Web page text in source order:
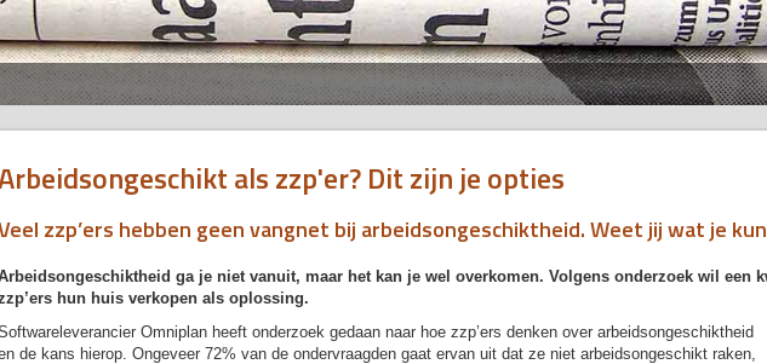
als zzp'er? Dit zijn je opties
zzp’ers hebben geen vangnet bij arbeidsongeschiktheid. Weet jij wat je
ga je niet vanuit, maar het kan je wel overkomen. Volgens onderzoek wil een
hun huis verkopen als oplossing.
Omniplan heeft onderzoek gedaan naar hoe zzp’ers denken over arbeidsongeschiktheid
de kans hierop. Ongeveer 72% van de ondervraagden gaat ervan uit dat ze niet arbeidsongeschikt raken,